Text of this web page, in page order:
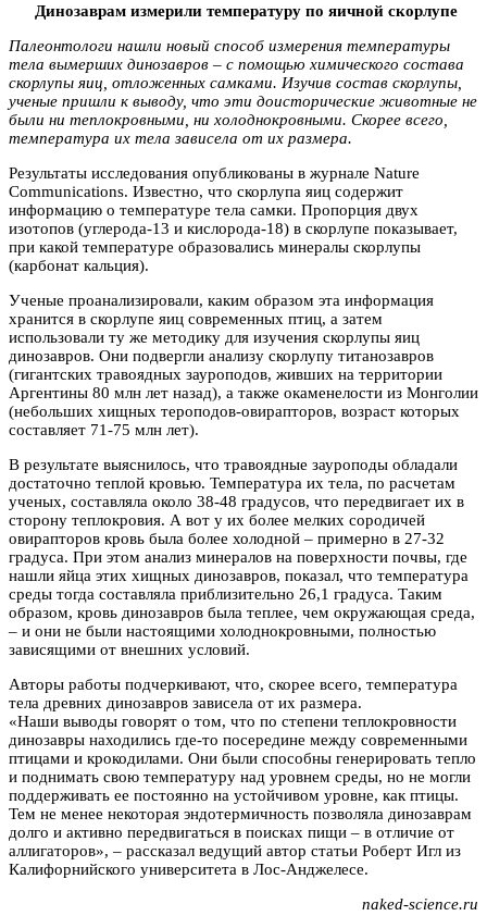
Динозаврам измерили температуру по яичной скорлупе
Палеонтологи нашли новый способ измерения температуры
тела вымерших динозавров – с помощью химического состава
скорлупы яиц, отложенных самками. Изучив состав скорлупы,
ученые пришли к выводу, что эти доисторические животные не
были ни теплокровными, ни холоднокровными. Скорее всего,
температура их тела зависела от их размера.
Результаты исследования опубликованы в журнале Nature
Communications. Известно, что скорлупа яиц содержит
информацию о температуре тела самки. Пропорция двух
изотопов (углерода-13 и кислорода-18) в скорлупе показывает,
при какой температуре образовались минералы скорлупы
(карбонат кальция).
Ученые проанализировали, каким образом эта информация
хранится в скорлупе яиц современных птиц, а затем
использовали ту же методику для изучения скорлупы яиц
динозавров. Они подвергли анализу скорлупу титанозавров
(гигантских травоядных зауроподов, живших на территории
Аргентины 80 млн лет назад), а также окаменелости из Монголии
(небольших хищных тероподов-овирапторов, возраст которых
составляет 71-75 млн лет).
В результате выяснилось, что травоядные зауроподы обладали
достаточно теплой кровью. Температура их тела, по расчетам
ученых, составляла около 38-48 градусов, что передвигает их в
сторону теплокровия. А вот у их более мелких сородичей
овирапторов кровь была более холодной – примерно в 27-32
градуса. При этом анализ минералов на поверхности почвы, где
нашли яйца этих хищных динозавров, показал, что температура
среды тогда составляла приблизительно 26,1 градуса. Таким
образом, кровь динозавров была теплее, чем окружающая среда,
– и они не были настоящими холоднокровными, полностью
зависящими от внешних условий.
Авторы работы подчеркивают, что, скорее всего, температура
тела древних динозавров зависела от их размера.
«Наши выводы говорят о том, что по степени теплокровности
динозавры находились где-то посередине между современными
птицами и крокодилами. Они были способны генерировать тепло
и поднимать свою температуру над уровнем среды, но не могли
поддерживать ее постоянно на устойчивом уровне, как птицы.
Тем не менее некоторая эндотермичность позволяла динозаврам
долго и активно передвигаться в поисках пищи – в отличие от
аллигаторов», – рассказал ведущий автор статьи Роберт Игл из
Калифорнийского университета в Лос-Анджелесе.
naked-science.ru